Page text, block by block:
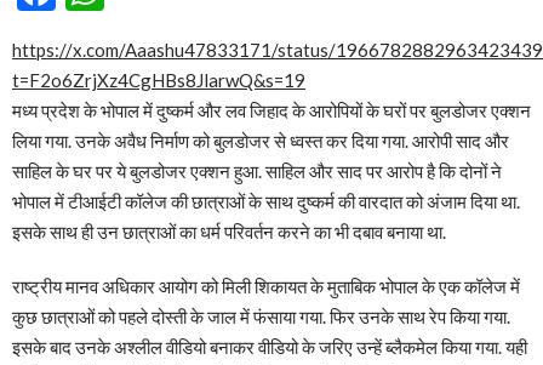
https://x.com/Aaashu47833171/status/
t=F2o6ZrjXz4CgHBs8JlarwQ&s=19
मध्य प्रदेश के भोपाल में दुष्कर्म और लव जिहाद के आरोपियों के घरों पर बुलडोजर एक्शन
लिया गया. उनके अवैध निर्माण को बुलडोजर से ध्वस्त कर दिया गया. आरोपी साद और
साहिल के घर पर ये बुलडोजर एक्शन हुआ. साहिल और साद पर आरोप है कि दोनों ने
भोपाल में टीआईटी कॉलेज की छात्राओं के साथ दुष्कर्म की वारदात को अंजाम दिया था.
इसके साथ ही उन छात्राओं का धर्म परिवर्तन करने का भी दबाव बनाया था.
राष्ट्रीय मानव अधिकार आयोग को मिली शिकायत के मुताबिक भोपाल के एक कॉलेज में
कुछ छात्राओं को पहले दोस्ती के जाल में फंसाया गया. फिर उनके साथ रेप किया गया.
इसके बाद उनके अश्लील वीडियो बनाकर वीडियो के जरिए उन्हें ब्लैकमेल किया गया. यही